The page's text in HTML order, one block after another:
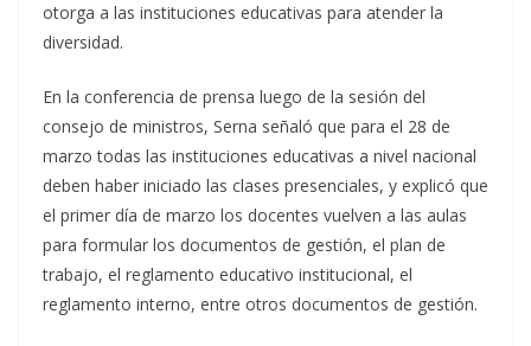
otorga a las instituciones educativas para atender la
diversidad.
En la conferencia de prensa luego de la sesión del
consejo de ministros, Serna señaló que para el 28 de
marzo todas las instituciones educativas a nivel nacional
deben haber iniciado las clases presenciales, y explicó que
el primer día de marzo los docentes vuelven a las aulas
para formular los documentos de gestión, el plan de
trabajo, el reglamento educativo institucional, el
reglamento interno, entre otros documentos de gestión.